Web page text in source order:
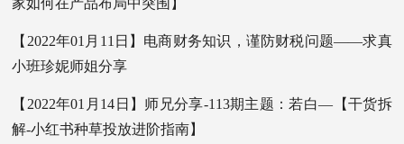
家如何在产品布局中突围】
【2022年01月11日】电商财务知识，谨防财税问题——求真
小班珍妮师姐分享
【2022年01月14日】师兄分享-113期主题：若白—【干货拆
解-小红书种草投放进阶指南】